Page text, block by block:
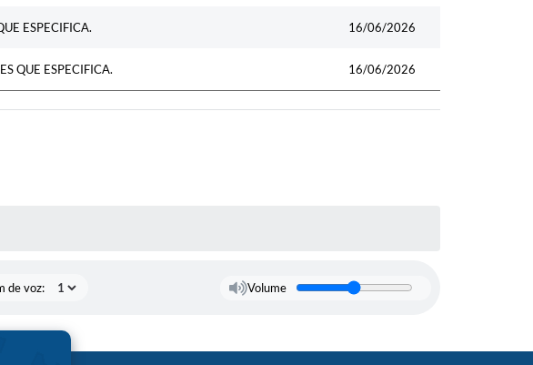
ESPECIFICA. 16/06/2026
QUE ESPECIFICA. 16/06/2026
de voz: Volume